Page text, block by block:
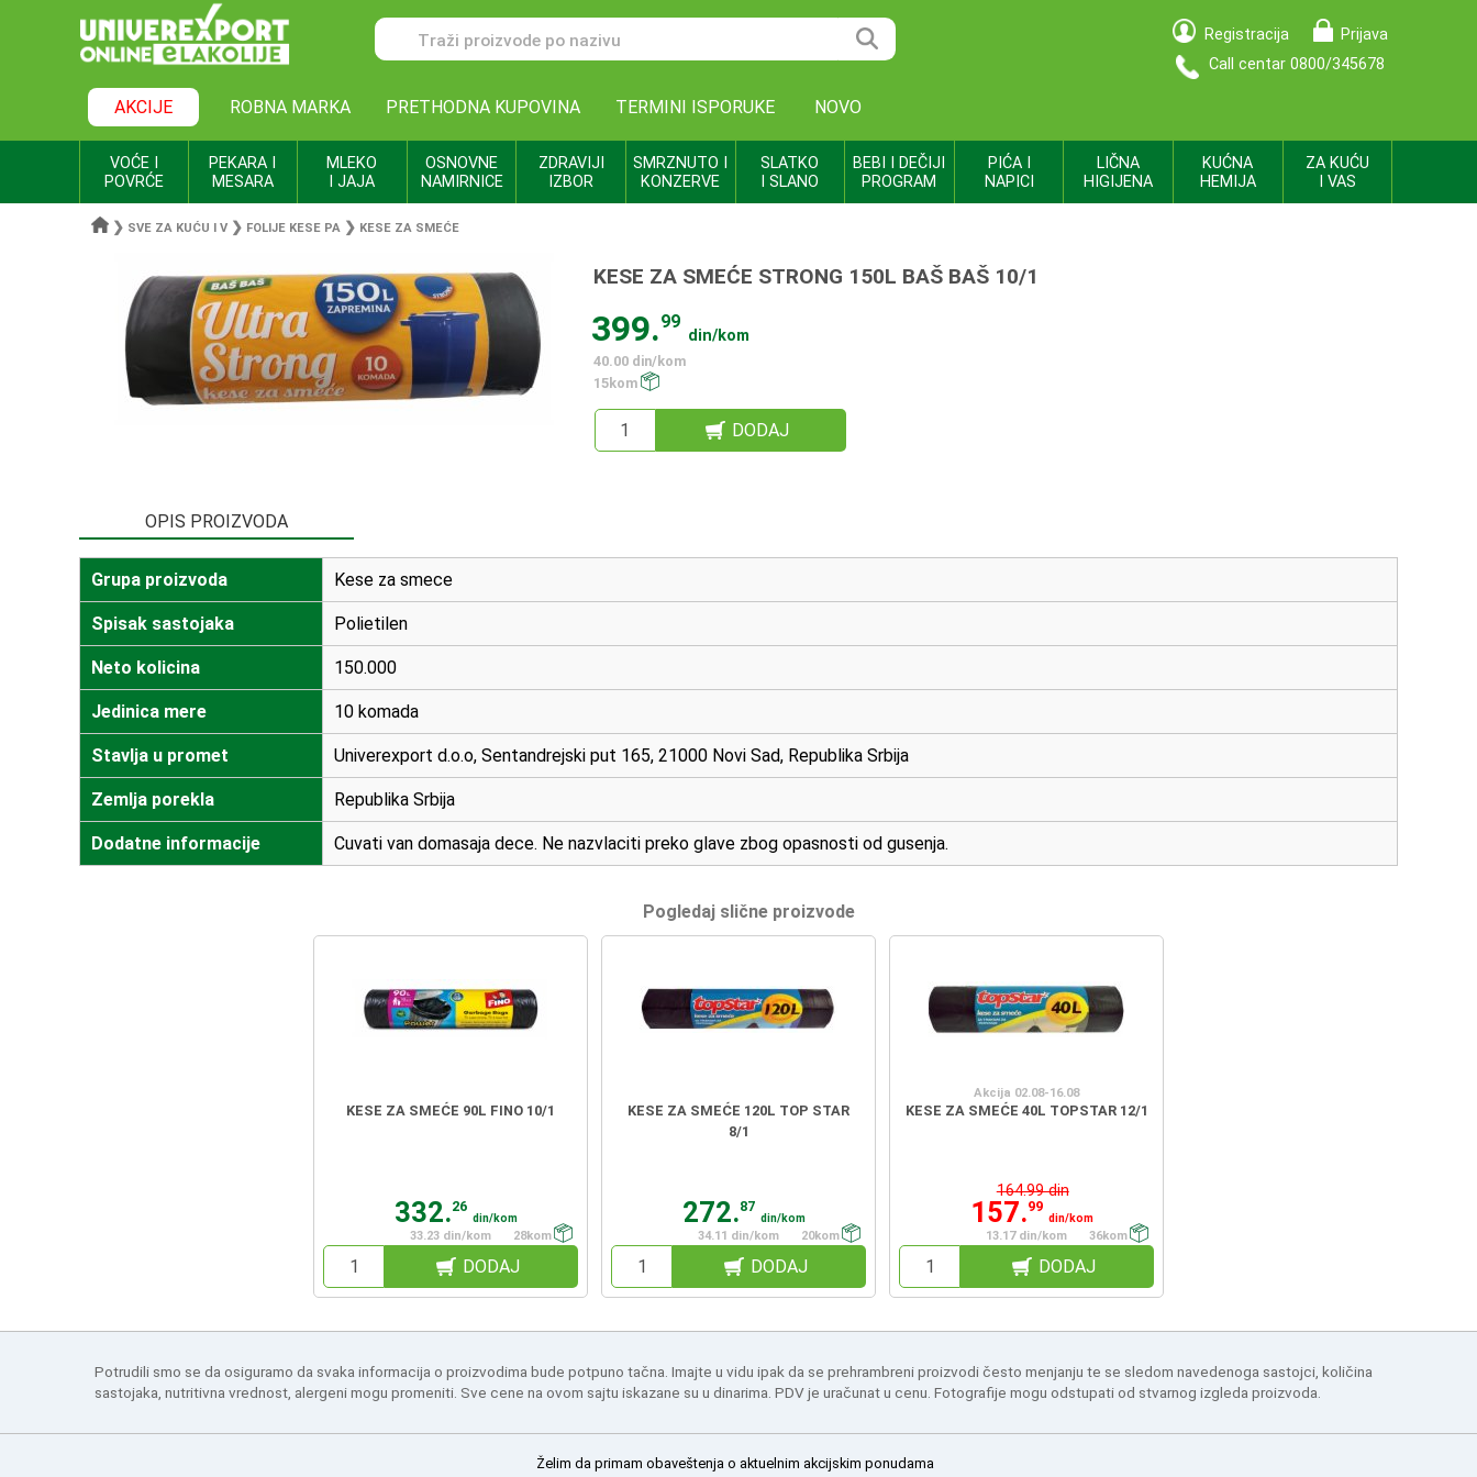
Registracija
Prijava
Call centar 0800/345678
AKCIJE ROBNA MARKA PRETHODNA KUPOVINA TERMINI ISPORUKE NOVO
VOĆE I
POVRĆE
PEKARA I
MESARA
MLEKO
I JAJA
OSNOVNE
NAMIRNICE
ZDRAVIJI
IZBOR
SMRZNUTO I
KONZERVE
SLATKO
I SLANO
BEBI I DEČIJI
PROGRAM
PIĆA I
NAPICI
LIČNA
HIGIJENA
KUĆNA
HEMIJA
ZA KUĆU
I VAS
❯ SVE ZA KUĆU I V ❯ FOLIJE KESE PA ❯ KESE ZA SMEĆE
KESE ZA SMEĆE STRONG 150L BAŠ BAŠ 10/1
399.99
din/kom
40.00 din/kom
15kom
DODAJ
OPIS PROIZVODA
Grupa proizvoda Kese za smece
Spisak sastojaka Polietilen
Neto kolicina 150.000
Jedinica mere 10 komada
Stavlja u promet Univerexport d.o.o, Sentandrejski put 165, 21000 Novi Sad, Republika Srbija
Zemlja porekla Republika Srbija
Dodatne informacije Cuvati van domasaja dece. Ne nazvlaciti preko glave zbog opasnosti od gusenja.
Pogledaj slične proizvode
KESE ZA SMEĆE 90L FINO 10/1
332.26
din/kom
33.23 din/kom
28kom
DODAJ
KESE ZA SMEĆE 120L TOP STAR
8/1
272.87
din/kom
34.11 din/kom
20kom
DODAJ
Akcija 02.08-16.08
KESE ZA SMEĆE 40L TOPSTAR 12/1
164.99 din
157.99
din/kom
13.17 din/kom
36kom
DODAJ
Potrudili smo se da osiguramo da svaka informacija o proizvodima bude potpuno tačna. Imajte u vidu ipak da se prehrambreni proizvodi često menjanju te se sledom navedenoga sastojci, količina
sastojaka, nutritivna vrednost, alergeni mogu promeniti. Sve cene na ovom sajtu iskazane su u dinarima. PDV je uračunat u cenu. Fotografije mogu odstupati od stvarnog izgleda proizvoda.
Želim da primam obaveštenja o aktuelnim akcijskim ponudama